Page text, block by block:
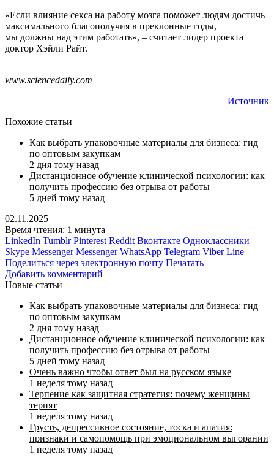
«Если влияние секса на работу мозга поможет людям достичь
максимального благополучия в преклонные годы,
мы должны над этим работать», – считает лидер проекта
доктор Хэйли Райт.
www.sciencedaily.com
Источник
Похожие статьи
Как выбрать упаковочные материалы для бизнеса: гид
по оптовым закупкам
2 дня тому назад
Дистанционное обучение клинической психологии: как
получить профессию без отрыва от работы
5 дней тому назад
02.11.2025
Время чтения: 1 минута
LinkedIn Tumblr Pinterest Reddit Вконтакте Одноклассники
Skype Messenger Messenger WhatsApp Telegram Viber Line
Поделиться через электронную почту Печатать
Добавить комментарий
Новые статьи
Как выбрать упаковочные материалы для бизнеса: гид
по оптовым закупкам
2 дня тому назад
Дистанционное обучение клинической психологии: как
получить профессию без отрыва от работы
5 дней тому назад
Очень важно чтобы ответ был на русском языке
1 неделя тому назад
Терпение как защитная стратегия: почему женщины
терпят
1 неделя тому назад
Грусть, депрессивное состояние, тоска и апатия:
признаки и самопомощь при эмоциональном выгорании
1 неделя тому назад